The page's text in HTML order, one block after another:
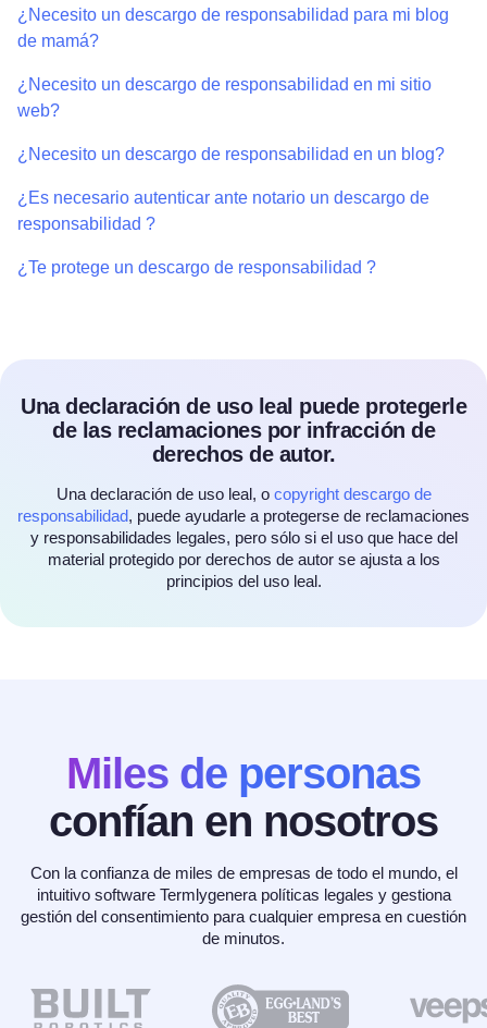
¿Necesito un descargo de responsabilidad para mi blog
de mamá?
¿Necesito un descargo de responsabilidad en mi sitio
web?
¿Necesito un descargo de responsabilidad en un blog?
¿Es necesario autenticar ante notario un descargo de
responsabilidad ?
¿Te protege un descargo de responsabilidad ?
Una declaración de uso leal puede protegerle
de las reclamaciones por infracción de
derechos de autor.
Una declaración de uso leal, o copyright descargo de
responsabilidad, puede ayudarle a protegerse de reclamaciones
y responsabilidades legales, pero sólo si el uso que hace del
material protegido por derechos de autor se ajusta a los
principios del uso leal.
Miles de personas
confían en nosotros
Con la confianza de miles de empresas de todo el mundo, el
intuitivo software Termlygenera políticas legales y gestiona
gestión del consentimiento para cualquier empresa en cuestión
de minutos.